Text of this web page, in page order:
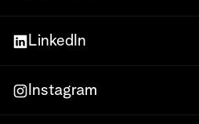
LinkedIn
Instagram